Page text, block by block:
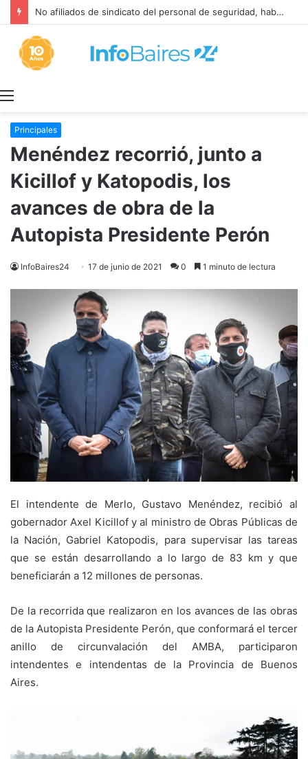
No afiliados de sindicato del personal de seguridad, habilitados para el aporte solidario
Principales
Menéndez recorrió, junto a
Kicillof y Katopodis, los
avances de obra de la
Autopista Presidente Perón
InfoBaires24 17 de junio de 2021 0 1 minuto de lectura
El intendente de Merlo, Gustavo Menéndez, recibió al
gobernador Axel Kicillof y al ministro de Obras Públicas de
la Nación, Gabriel Katopodis, para supervisar las tareas
que se están desarrollando a lo largo de 83 km y que
beneficiarán a 12 millones de personas.
De la recorrida que realizaron en los avances de las obras
de la Autopista Presidente Perón, que conformará el tercer
anillo de circunvalación del AMBA, participaron
intendentes e intendentas de la Provincia de Buenos
Aires.